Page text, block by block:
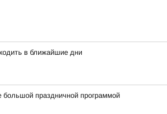
в ближайшие дни
большой праздничной программой